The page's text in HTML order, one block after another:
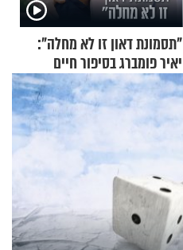
"תסמונת דאון זו לא מחלה":
יאיר פומברג בסיפור חיים
מעורר השראה